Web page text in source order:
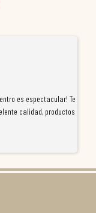
es espectacular! Te
calidad, productos